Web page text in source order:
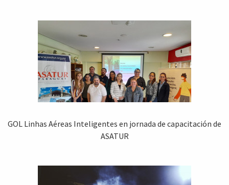
GOL Linhas Aéreas Inteligentes en jornada de capacitación de
ASATUR